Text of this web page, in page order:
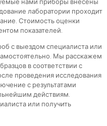
лаборатории проходит
Стоимость оценки
показателей.
с выездом специалиста или
Мы расскажем
в соответствии с
проведения исследования
с результатами
действиям.
или получить